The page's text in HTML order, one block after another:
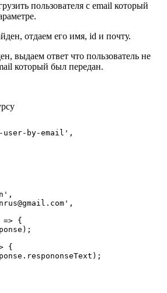
пользователя с email который
отдаем его имя, id и почту.
выдаем ответ что пользователь не
который был передан.
by-email',
=> {
{